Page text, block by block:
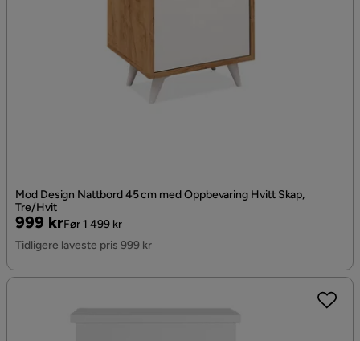
Mod Design Nattbord 45 cm med Oppbevaring Hvitt Skap,
Tre/Hvit
Pris
999 kr
Original
Pris
Før 1 499 kr
Tidligere laveste pris 999 kr